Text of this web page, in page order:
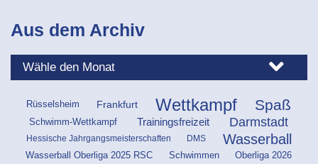
Aus dem Archiv
Rüsselsheim Frankfurt Wettkampf Spaß
Schwimm-Wettkampf Trainingsfreizeit Darmstadt
Hessische Jahrgangsmeisterschaften DMS Wasserball
Wasserball Oberliga 2025 RSC Schwimmen Oberliga 2026